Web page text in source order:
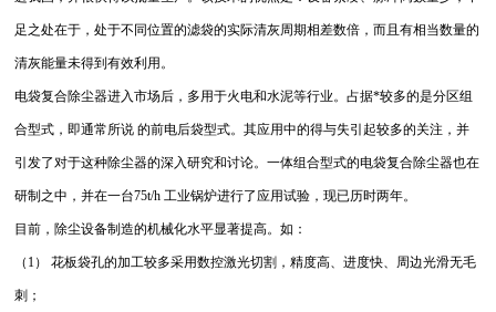
足之处在于，处于不同位置的滤袋的实际清灰周期相差数倍，而且有相当数量的
清灰能量未得到有效利用。
电袋复合除尘器进入市场后，多用于火电和水泥等行业。占据*较多的是分区组
合型式，即通常所说 的前电后袋型式。其应用中的得与失引起较多的关注，并
引发了对于这种除尘器的深入研究和讨论。一体组合型式的电袋复合除尘器也在
研制之中，并在一台75t/h工业锅炉进行了应用试验，现已历时两年。
目前，除尘设备制造的机械化水平显著提高。如：
（ 1） 花板袋孔的加工较多采用数控激光切割，精度高、进度快、周边光滑无毛
刺；